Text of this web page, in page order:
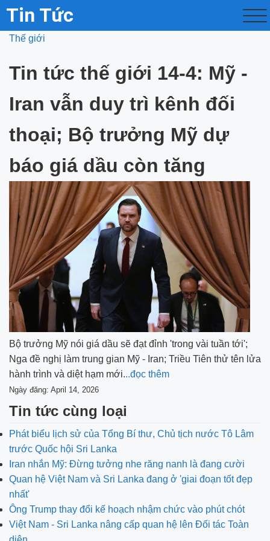
Tin Tức
Thế giới
Tin tức thế giới 14-4: Mỹ -
Iran vẫn duy trì kênh đối
thoại; Bộ trưởng Mỹ dự
báo giá dầu còn tăng
Bộ trưởng Mỹ nói giá dầu sẽ đạt đỉnh 'trong vài tuần tới';
Nga đề nghị làm trung gian Mỹ - Iran; Triều Tiên thử tên lửa
hành trình và diệt hạm mới...đọc thêm
Ngày đăng: April 14, 2026
Tin tức cùng loại
Phát biểu lịch sử của Tổng Bí thư, Chủ tịch nước Tô Lâm
trước Quốc hội Sri Lanka
Iran nhắn Mỹ: Đừng tưởng nhe răng nanh là đang cười
Quan hệ Việt Nam và Sri Lanka đang ở 'giai đoạn tốt đẹp
nhất'
Ông Trump thay đổi kế hoạch nhậm chức vào phút chót
Việt Nam - Sri Lanka nâng cấp quan hệ lên Đối tác Toàn